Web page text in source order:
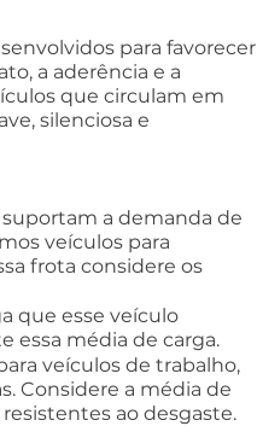
para favorecer
a aderência e a
que circulam em
silenciosa e
a demanda de
veículos para
frota considere os
que esse veículo
média de carga.
veículos de trabalho,
Considere a média de
ao desgaste.